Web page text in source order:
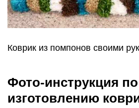
Коврик из помпонов своими
Фото-инструкция по
изготовлению